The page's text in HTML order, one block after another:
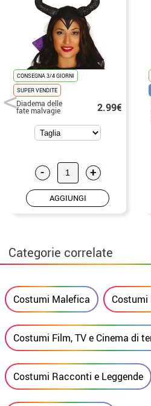
CONSEGNA 3/4 GIORNI
SUPER VENDITE
Diadema delle
fate malvagie 2.99€
- +
AGGIUNGI
Categorie correlate
Costumi Malefica Costumi
Costumi Film, TV e Cinema di
Costumi Racconti e Leggende